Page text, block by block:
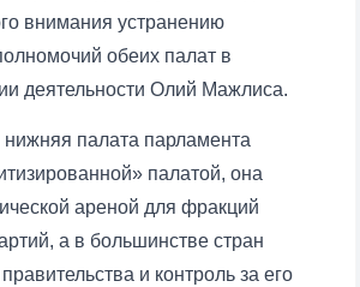
внимания устранению
обеих палат в
деятельности Олий Мажлиса.
палата парламента
палатой, она
ареной для фракций
а в большинстве стран
и контроль за его